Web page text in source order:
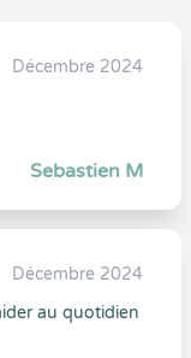
Décembre 2024
Sebastien M
Décembre 2024
au quotidien